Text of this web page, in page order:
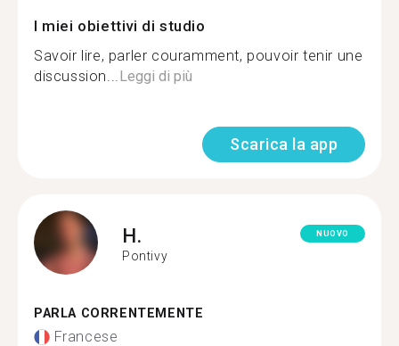
I miei obiettivi di studio
Savoir lire, parler couramment, pouvoir tenir une
discussion... Leggi di più
Scarica la app
H.
Pontivy
NUOVO
PARLA CORRENTEMENTE
Francese